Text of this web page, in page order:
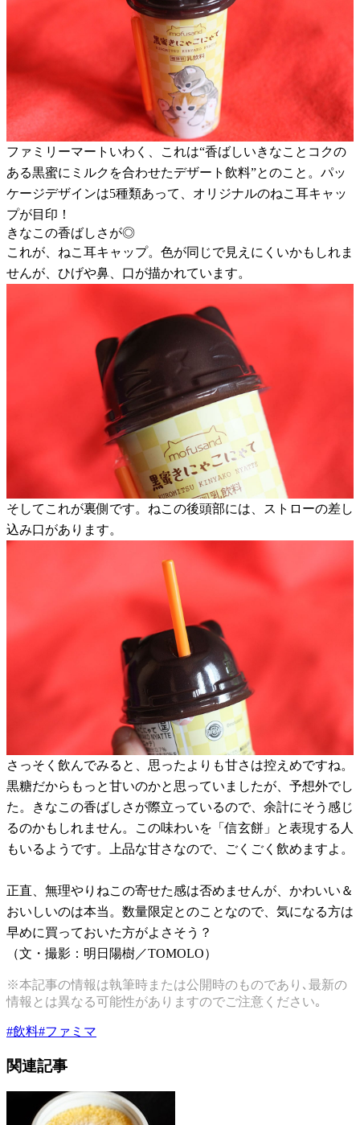
ファミリーマートいわく、これは“香ばしいきなことコクの
ある黒蜜にミルクを合わせたデザート飲料”とのこと。パッ
ケージデザインは5種類あって、オリジナルのねこ耳キャッ
プが目印！
きなこの香ばしさが◎
これが、ねこ耳キャップ。色が同じで見えにくいかもしれま
せんが、ひげや鼻、口が描かれています。
そしてこれが裏側です。ねこの後頭部には、ストローの差し
込み口があります。
さっそく飲んでみると、思ったよりも甘さは控えめですね。
黒糖だからもっと甘いのかと思っていましたが、予想外でし
た。きなこの香ばしさが際立っているので、余計にそう感じ
るのかもしれません。この味わいを「信玄餅」と表現する人
もいるようです。上品な甘さなので、ごくごく飲めますよ。
正直、無理やりねこの寄せた感は否めませんが、かわいい＆
おいしいのは本当。数量限定とのことなので、気になる方は
早めに買っておいた方がよさそう？
（文・撮影：明日陽樹／TOMOLO）
※本記事の情報は執筆時または公開時のものであり､最新の
情報とは異なる可能性がありますのでご注意ください｡
#飲料#ファミマ
関連記事